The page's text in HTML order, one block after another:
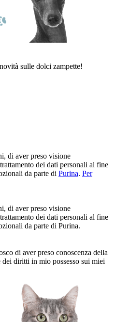
sulle dolci zampette!
di aver preso visione
dei dati personali al fine
da parte di Purina. Per
di aver preso visione
dei dati personali al fine
da parte di Purina.
di aver preso conoscenza della
dei diritti in mio possesso sui miei